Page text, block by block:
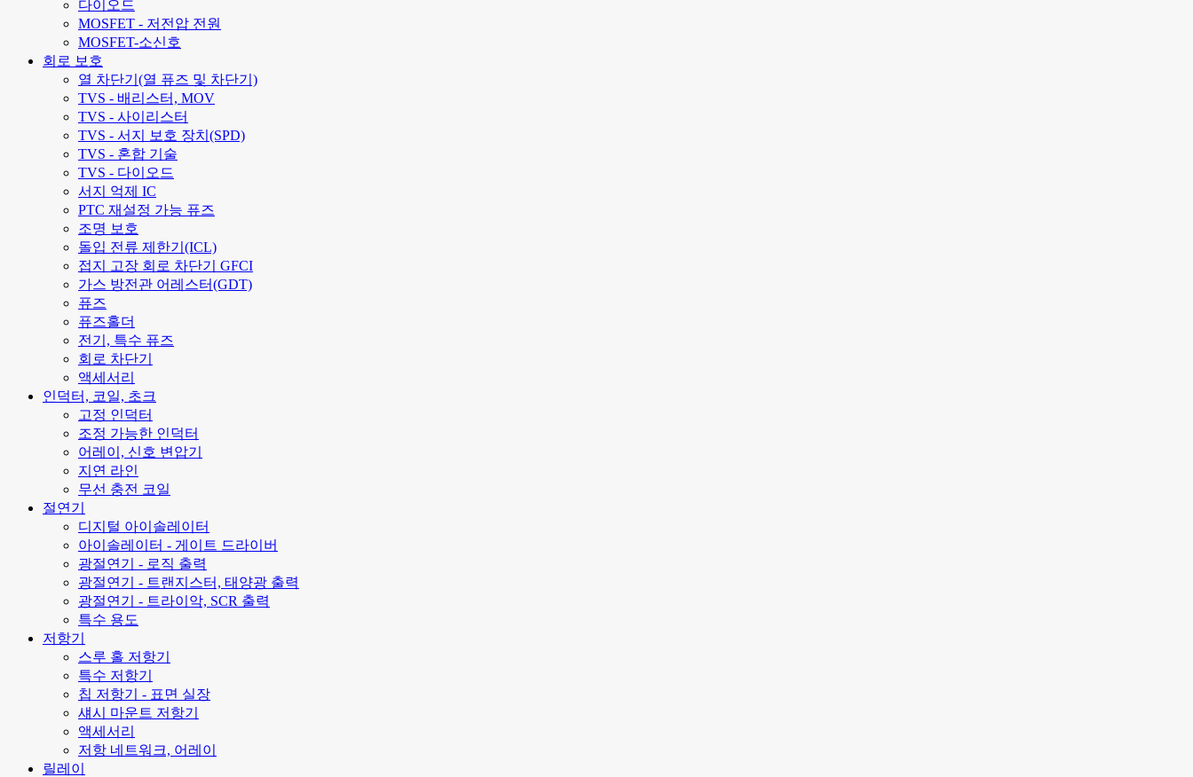
다이오드
MOSFET - 저전압 전원
MOSFET-소신호
회로 보호
열 차단기(열 퓨즈 및 차단기)
TVS - 배리스터, MOV
TVS - 사이리스터
TVS - 서지 보호 장치(SPD)
TVS - 혼합 기술
TVS - 다이오드
서지 억제 IC
PTC 재설정 가능 퓨즈
조명 보호
돌입 전류 제한기(ICL)
접지 고장 회로 차단기 GFCI
가스 방전관 어레스터(GDT)
퓨즈
퓨즈홀더
전기, 특수 퓨즈
회로 차단기
액세서리
인덕터, 코일, 초크
고정 인덕터
조정 가능한 인덕터
어레이, 신호 변압기
지연 라인
무선 충전 코일
절연기
디지털 아이솔레이터
아이솔레이터 - 게이트 드라이버
광절연기 - 로직 출력
광절연기 - 트랜지스터, 태양광 출력
광절연기 - 트라이악, SCR 출력
특수 용도
저항기
스루 홀 저항기
특수 저항기
칩 저항기 - 표면 실장
섀시 마운트 저항기
액세서리
저항 네트워크, 어레이
릴레이